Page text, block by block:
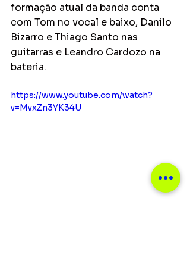
formação atual da banda conta
com Tom no vocal e baixo, Danilo
Bizarro e Thiago Santo nas
guitarras e Leandro Cardozo na
bateria.
https://www.youtube.com/watch?
v=MvxZn3YK34U